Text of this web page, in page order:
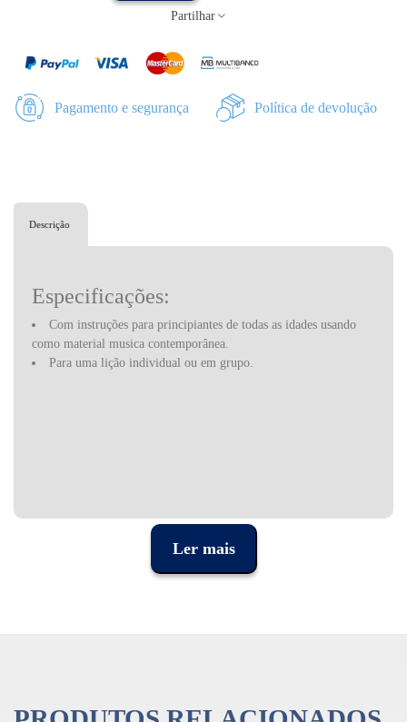
Partilhar
Pagamento e segurança Política de devolução
Descrição
Especificações:
Com instruções para principiantes de todas as idades usando
como material musica contemporânea.
Para uma lição individual ou em grupo.
Ler mais